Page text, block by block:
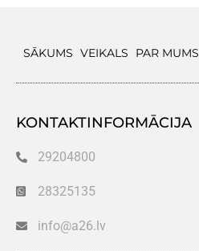
SĀKUMS VEIKALS PAR MUMS
KONTAKTINFORMĀCIJA
29204800
28325135
info@a26.lv